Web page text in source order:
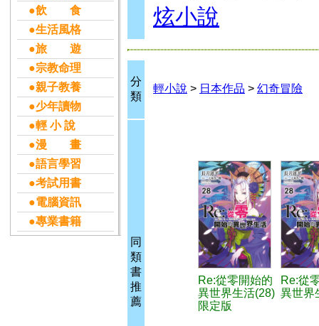
●飲 食
●生活風格
●旅 遊
●宗教命理
●親子教養
●少年讀物
●輕 小 說
●漫 畫
●語言學習
●考試用書
●電腦資訊
●專業書籍
炫小說
分
類
輕小說 > 日本作品 > 幻奇冒險
同
類
書
推
薦
Re:從零開始的
異世界生活(28)
限定版
Re:從
異世界